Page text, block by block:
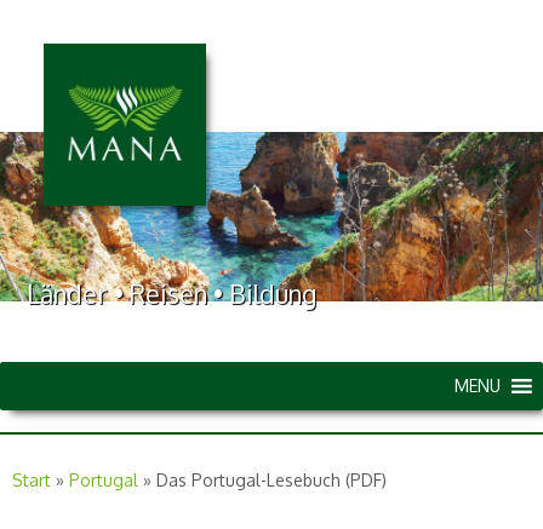
Länder • Reisen • Bildung
MENU
Start » Portugal » Das Portugal-Lesebuch (PDF)